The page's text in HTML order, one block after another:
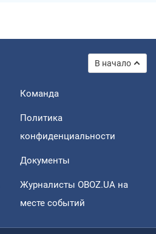
В начало
Команда
Политика
конфиденциальности
Документы
Журналисты OBOZ.UA на
месте событий